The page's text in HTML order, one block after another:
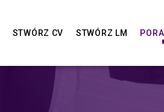
STWÓRZ CV STWÓRZ LM